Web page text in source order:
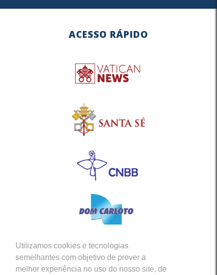
Utilizamos cookies e tecnologias
semelhantes com objetivo de prover a
melhor experiência no uso do nosso site, de
ACESSO RÁPIDO
Siga-nos em nossas Redes Sociais